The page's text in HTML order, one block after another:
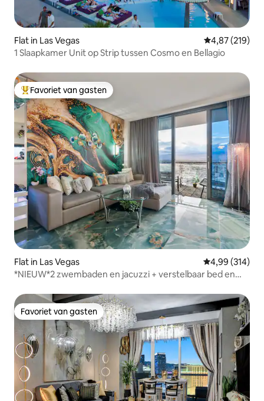
Flat in Las Vegas Gemiddelde
4,87 (219)
1 Slaapkamer Unit op Strip tussen Cosmo en Bellagio
Topfavoriet van gasten
Favoriet van gasten
Flat in Las Vegas Gemiddelde
4,99 (314)
*NIEUW*2 zwembaden en jacuzzi + verstelbaar bed en
Favoriet van gasten
Favoriet van gasten